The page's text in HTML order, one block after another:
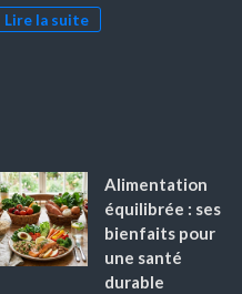
Lire la suite
Alimentation
équilibrée : ses
bienfaits pour
une santé
durable